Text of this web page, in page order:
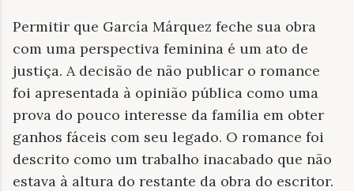
Permitir que García Márquez feche sua obra
com uma perspectiva feminina é um ato de
justiça. A decisão de não publicar o romance
foi apresentada à opinião pública como uma
prova do pouco interesse da família em obter
ganhos fáceis com seu legado. O romance foi
descrito como um trabalho inacabado que não
estava à altura do restante da obra do escritor.